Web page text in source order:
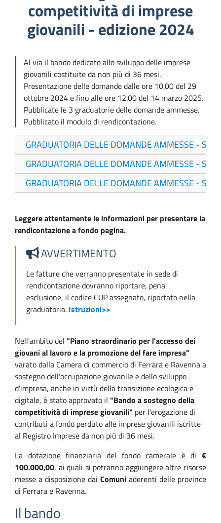
competitività di imprese
giovanili - edizione 2024
Al via il bando dedicato allo sviluppo delle imprese
giovanili costituite da non più di 36 mesi.
Presentazione delle domande dalle ore 10.00 del 29
ottobre 2024 e fino alle ore 12.00 del 14 marzo 2025.
Pubblicate le 3 graduatorie delle domande ammesse.
Pubblicato il modulo di rendicontazione.
GRADUATORIA DELLE DOMANDE AMMESSE -
GRADUATORIA DELLE DOMANDE AMMESSE -
GRADUATORIA DELLE DOMANDE AMMESSE -
Leggere attentamente le informazioni per presentare la
rendicontazione a fondo pagina.
AVVERTIMENTO
Le fatture che verranno presentate in sede di
rendicontazione dovranno riportare, pena
esclusione, il codice CUP assegnato, riportato nella
graduatoria. Istruzioni>>
Nell'ambito del "Piano straordinario per l'accesso dei
giovani al lavoro e la promozione del fare impresa"
varato dalla Camera di commercio di Ferrara e Ravenna a
sostegno dell'occupazione giovanile e dello sviluppo
d'impresa, anche in virtù della transizione ecologica e
digitale, è stato approvato il "Bando a sostegno della
competitività di imprese giovanili" per l'erogazione di
contributi a fondo perduto alle imprese giovanili iscritte
al Registro Imprese da non più di 36 mesi.
La dotazione finanziaria del fondo camerale è di €
100.000,00, ai quali si potranno aggiungere altre risorse
messe a disposizione dai Comuni aderenti delle province
di Ferrara e Ravenna.
Il bando